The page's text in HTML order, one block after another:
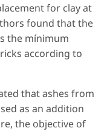
for clay at
found that the
the mínimum
according to
that ashes from
as an addition
the objective of